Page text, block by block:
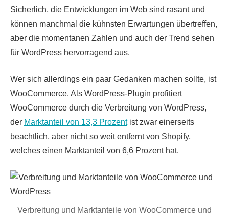
Sicherlich, die Entwicklungen im Web sind rasant und
können manchmal die kühnsten Erwartungen übertreffen,
aber die momentanen Zahlen und auch der Trend sehen
für WordPress hervorragend aus.
Wer sich allerdings ein paar Gedanken machen sollte, ist
WooCommerce. Als WordPress-Plugin profitiert
WooCommerce durch die Verbreitung von WordPress,
der Marktanteil von 13,3 Prozentist zwar einerseits
beachtlich, aber nicht so weit entfernt von Shopify,
welches einen Marktanteil von 6,6 Prozent hat.
Verbreitung und Marktanteile von WooCommerce und